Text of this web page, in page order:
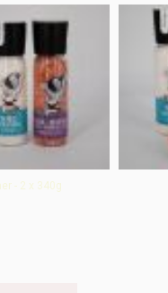
- 2 x 340g